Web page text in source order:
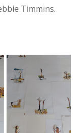
Timmins.